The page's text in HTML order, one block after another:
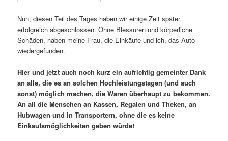
Nun, diesen Teil des Tages haben wir einige Zeit später
erfolgreich abgeschlossen. Ohne Blessuren und körperliche
Schäden, haben meine Frau, die Einkäufe und ich, das Auto
wiedergefunden.
Hier und jetzt auch noch kurz ein aufrichtig gemeinter Dank
an alle, die es an solchen Hochleistungstagen (und auch
sonst) möglich machen, die Waren überhaupt zu bekommen.
An all die Menschen an Kassen, Regalen und Theken, an
Hubwagen und in Transportern, ohne die es keine
Einkaufsmöglichkeiten geben würde!